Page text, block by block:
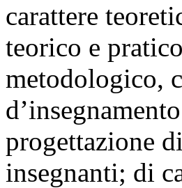
carattere
teorico e
metodologico,
progettazione
insegnanti; di